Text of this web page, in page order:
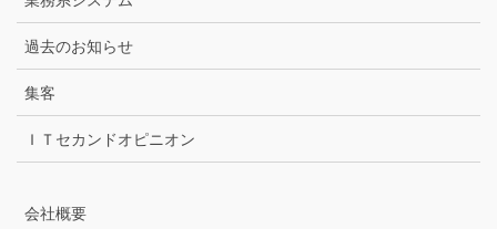
過去のお知らせ
集客
ＩＴセカンドオピニオン
会社概要